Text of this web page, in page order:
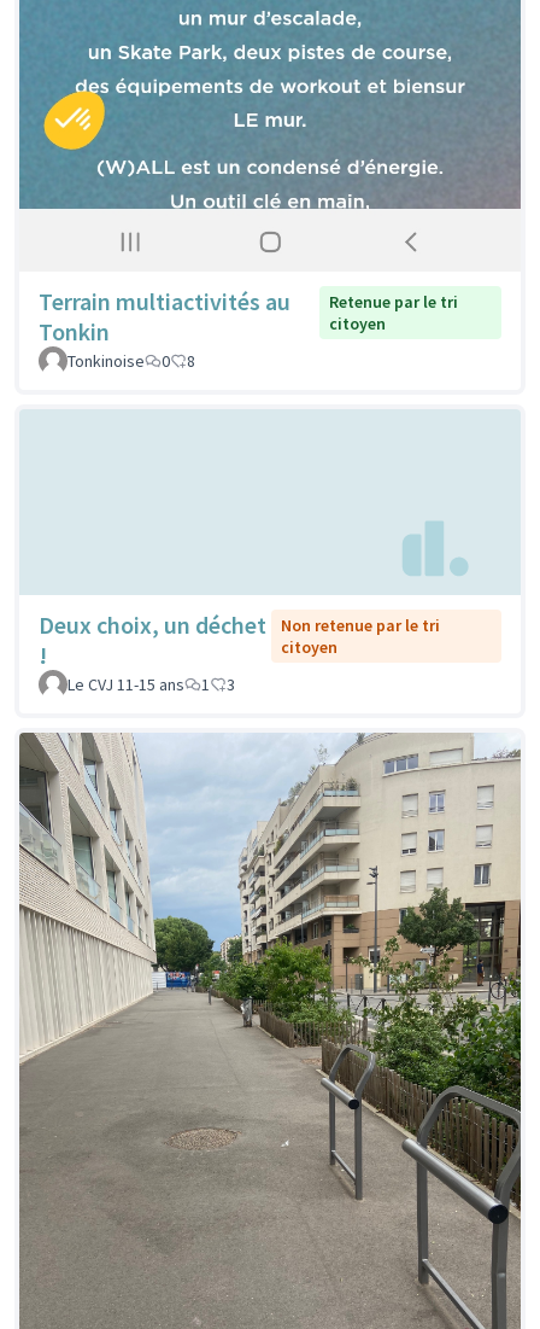
Terrain multiactivités au
Tonkin
Retenue par le tri
citoyen
Tonkinoise
0 8
Deux choix, un déchet
!
Non retenue par le tri
citoyen
Le CVJ 11-15 ans
1 3